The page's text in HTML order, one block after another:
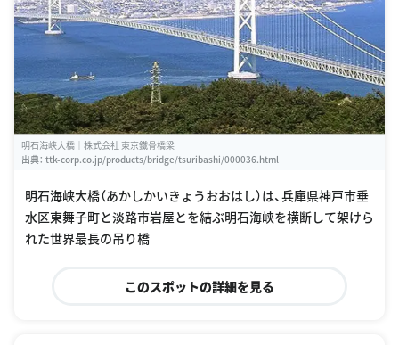
明石海峡大橋｜株式会社 東京鐵骨橋梁
出典： ttk-corp.co.jp/products/bridge/tsuribashi/000036.html
明石海峡大橋（あかしかいきょうおおはし）は、兵庫県神戸市垂
水区東舞子町と淡路市岩屋とを結ぶ明石海峡を横断して架けら
れた世界最長の吊り橋
このスポットの詳細を見る